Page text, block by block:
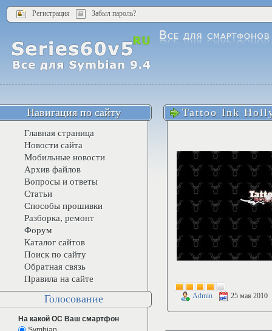
Регистрация Забыл пароль?
Tattoo Ink
Admin 25 мая 2010
Навигация по сайту
Главная страница
Новости сайта
Мобильные новости
Архив файлов
Вопросы и ответы
Статьи
Способы прошивки
Разборка, ремонт
Форум
Каталог сайтов
Поиск по сайту
Обратная связь
Правила на сайте
Голосование
На какой ОС Ваш смартфон